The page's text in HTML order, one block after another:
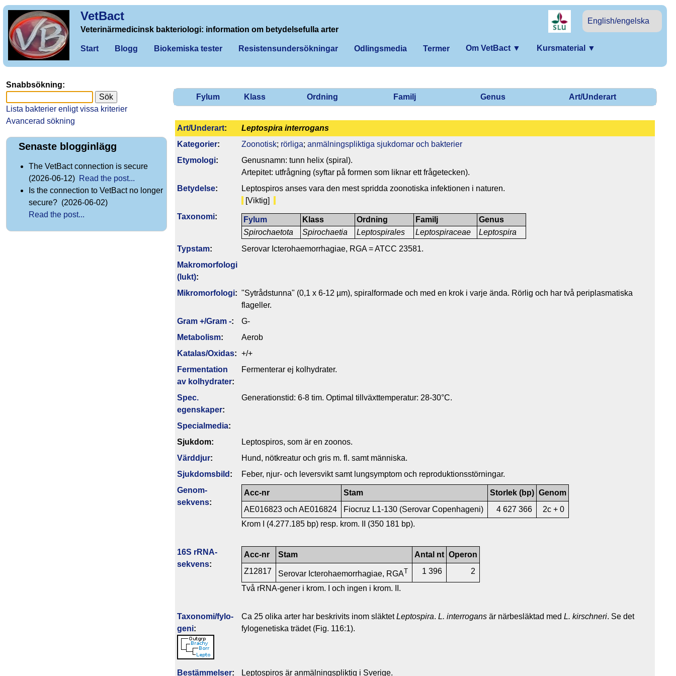
VetBact
English/engelska
Veterinärmedicinsk bakteriologi: information om betydelsefulla arter
Start Blogg Biokemiska tester Resistensundersökningar Odlingsmedia Termer Om VetBact ▼ Kursmaterial ▼
Fylum Klass Ordning Familj Genus Art/Underart
Art/Underart:
Leptospira interrogans
Kategorier: Zoonotisk; rörliga; anmälningspliktiga sjukdomar och bakterier
Etymologi:
Genusnamn: tunn helix (spiral).
Artepitet: utfrågning (syftar på formen som liknar ett frågetecken).
Betydelse:
Leptospiros anses vara den mest spridda zoonotiska infektionen i naturen.
[Viktig]
Taxonomi:
Fylum
Spirochaetota
Klass
Spirochaetia
Ordning
Leptospirales
Familj
Leptospiraceae
Genus
Leptospira
Typstam:
Serovar Icterohaemorrhagiae, RGA = ATCC 23581.
Makromorfologi
(lukt):
Mikromorfologi: "Sytrådstunna" (0,1 x 6-12 µm), spiralformade och med en krok i varje ända. Rörlig och har två periplasmatiska
flageller.
Gram +/Gram -:
G-
Metabolism:
Aerob
Katalas/Oxidas: +/+
Fermentation
av kolhydrater:
Fermenterar ej kolhydrater.
Spec.
egenskaper:
Generationstid: 6-8 tim. Optimal tillväxttemperatur: 28-30°C.
Specialmedia:
Sjukdom:
Leptospiros, som är en zoonos.
Värddjur:
Hund, nötkreatur och gris m. fl. samt människa.
Sjukdomsbild :
Feber, njur- och leversvikt samt lungsymptom och reproduktionsstörningar.
Genom­
sekvens:
Acc-nr Stam Storlek (bp) Genom
AE016823 och AE016824
Fiocruz L1-130 (Serovar Copenhageni) 4 627 366
2c + 0
Krom I (4.277.185 bp) resp. krom. II (350 181 bp).
16S rRNA-
sekvens:
Acc-nr Stam Antal nt Operon
Z12817
Serovar Icterohaemorrhagiae, RGAT 1 396
2
Två rRNA-gener i krom. I och ingen i krom. II.
Taxonomi/fylo­
geni:
Ca 25 olika arter har beskrivits inom släktetLeptospira. L. interrogans är närbesläktad med L. kirschneri. Se det
fylogenetiska trädet (Fig. 116:1).
Bestäm­melser: Leptospiros är anmälningspliktig i Sverige.
Snabbsökning:
Lista bakterier enligt vissa kriterier
Avancerad sökning
Senaste blogginlägg
The VetBact connection is secure
(2026-06-12) Read the post...
Is the connection to VetBact no longer
secure? (2026-06-02)
Read the post...